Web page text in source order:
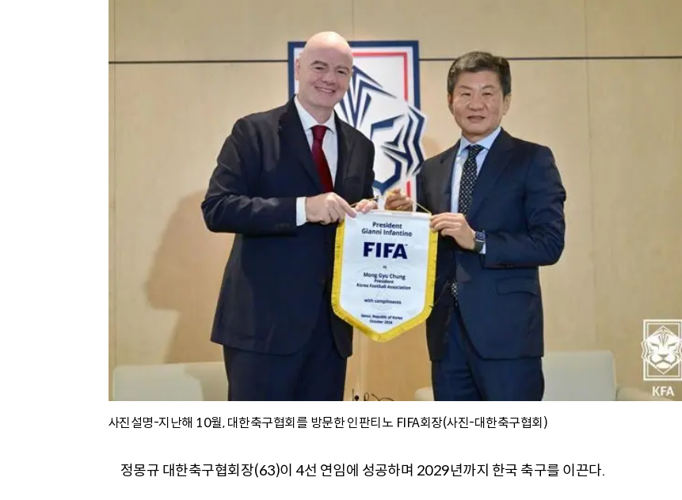
사진설명-지난해 10월, 대한축구협회를 방문한 인판티노 FIFA회장(사진-대한축구협회)
정몽규 대한축구협회장(63)이 4선 연임에 성공하며 2029년까지 한국 축구를 이끈다.